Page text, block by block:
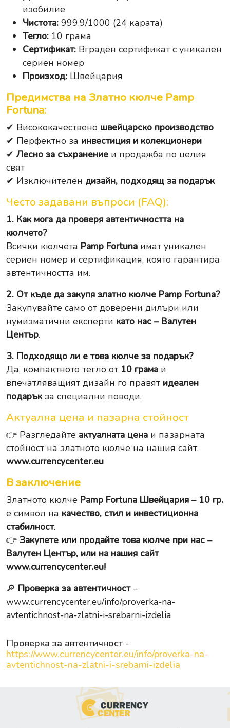
изобилие
Чистота: 999.9/1000 (24 карата)
Тегло: 10 грама
Сертификат: Вграден сертификат с уникален
сериен номер
Произход: Швейцария
Предимства на Златно кюлче Pamp
Fortuna:
✔ Висококачествено швейцарско производство
✔ Перфектно за инвестиция и колекционери
✔ Лесно за съхранение и продажба по целия
свят
✔ Изключителен дизайн, подходящ за подарък
Често задавани въпроси (FAQ):
1. Как мога да проверя автентичността на
кюлчето?
Всички кюлчета Pamp Fortuna имат уникален
сериен номер и сертификация, която гарантира
автентичността им.
2. От къде да закупя златно кюлче Pamp Fortuna?
Закупувайте само от доверени дилъри или
нумизматични експерти като нас – Валутен
Център.
3. Подходящо ли е това кюлче за подарък?
Да, компактното тегло от 10 грама и
впечатляващият дизайн го правят идеален
подаръкза специални поводи.
Актуална цена и пазарна стойност
👉 Разгледайте актуалната цена и пазарната
стойност на златното кюлче на нашия сайт:
www.currencycenter.eu
В заключение
Златното кюлче Pamp Fortuna Швейцария – 10 гр.
е символ на качество, стил и инвестиционна
стабилност.
👉 Закупете или продайте това кюлче при нас –
Валутен Център, или на нашия сайт
www.currencycenter.eu!
🔎 Проверка за автентичност–
www.currencycenter.eu/info/proverka-na-
avtentichnost-na-zlatni-i-srebarni-izdelia
Проверка за автентичност -
https://www.currencycenter.eu/info/proverka-na-
avtentichnost-na-zlatni-i-srebarni-izdelia